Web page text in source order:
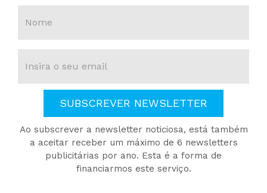
SUBSCREVER NEWSLETTER
Ao subscrever a newsletter noticiosa, está também
a aceitar receber um máximo de 6 newsletters
publicitárias por ano. Esta é a forma de
financiarmos este serviço.